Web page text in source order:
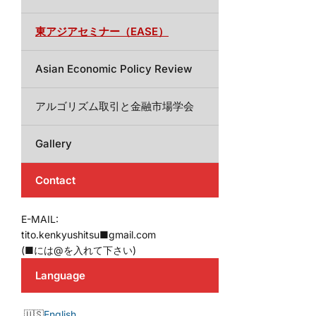
東アジアセミナー（EASE）
Asian Economic Policy Review
アルゴリズム取引と金融市場学会
Gallery
Contact
E-MAIL:
tito.kenkyushitsu■gmail.com
(■には@を入れて下さい)
Language